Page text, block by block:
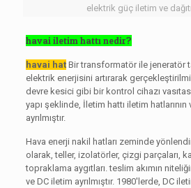
elektrik güç iletim ve
havai iletim hattı nedir?
havai hatBir transformatör ile jeneratör
elektrik enerjisini artırarak
devre kesici gibi bir kontrol cihazı
yapı şeklinde, İletim hattı iletim hatlarının
ayrılmıştır.
Hava enerji nakil hatları zeminde
olarak, teller, izolatörler, çizgi parçaları,
topraklama aygıtları. teslim akımın
ve DC iletim ayrılmıştır. 1980'lerde, DC